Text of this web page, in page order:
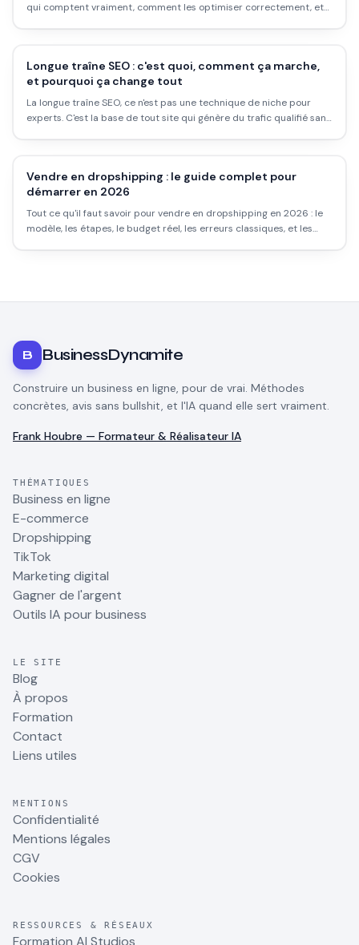
qui comptent vraiment, comment les optimiser correctement, et
Longue traîne SEO : c'est quoi, comment ça marche,
et pourquoi ça change tout
La longue traîne SEO, ce n'est pas une technique de niche pour
experts. C'est la base de tout site qui génère du trafic qualifié sans
Vendre en dropshipping : le guide complet pour
démarrer en 2026
Tout ce qu'il faut savoir pour vendre en dropshipping en 2026 : le
modèle, les étapes, le budget réel, les erreurs classiques, et les
B BusinessDynamite
Construire un business en ligne, pour de vrai. Méthodes
concrètes, avis sans bullshit, et l'IA quand elle sert vraiment.
Frank Houbre — Formateur & Réalisateur IA
THÉMATIQUES
Business en ligne
E-commerce
Dropshipping
TikTok
Marketing digital
Gagner de l'argent
Outils IA pour business
LE SITE
Blog
À propos
Formation
Contact
Liens utiles
MENTIONS
Confidentialité
Mentions légales
CGV
Cookies
RESSOURCES & RÉSEAUX
Formation AI Studios